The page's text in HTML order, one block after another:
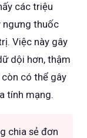
các triệu
ngưng thuốc
Việc này gây
dội hơn, thậm
có thể gây
tính mạng.
chia sẻ đơn